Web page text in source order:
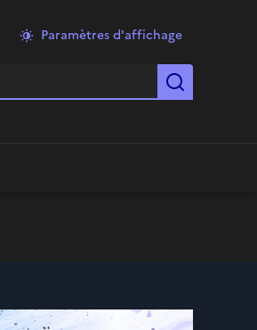
Paramètres d'affichage